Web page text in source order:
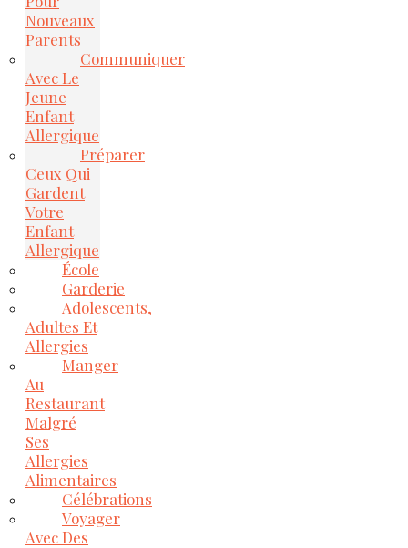
Nouveaux
Parents
Communiquer
Avec Le
Jeune
Enfant
Allergique
Préparer
Ceux Qui
Gardent
Votre
Enfant
Allergique
École
Garderie
Adolescents,
Adultes Et
Allergies
Manger
Au
Restaurant
Malgré
Ses
Allergies
Alimentaires
Célébrations
Voyager
Avec Des